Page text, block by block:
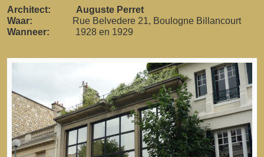
Architect: Auguste Perret
Waar:
Rue Belvedere 21, Boulogne Billancourt
Wanneer: 1928 en 1929